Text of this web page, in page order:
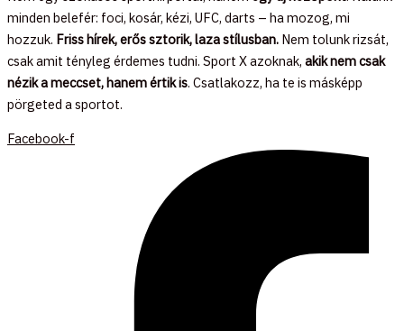
minden belefér: foci, kosár, kézi, UFC, darts – ha mozog, mi
hozzuk. Friss hírek, erős sztorik, laza stílusban. Nem tolunk rizsát,
csak amit tényleg érdemes tudni. Sport X azoknak, akik nem csak
nézik a meccset, hanem értik is. Csatlakozz, ha te is másképp
pörgeted a sportot.
Facebook-f